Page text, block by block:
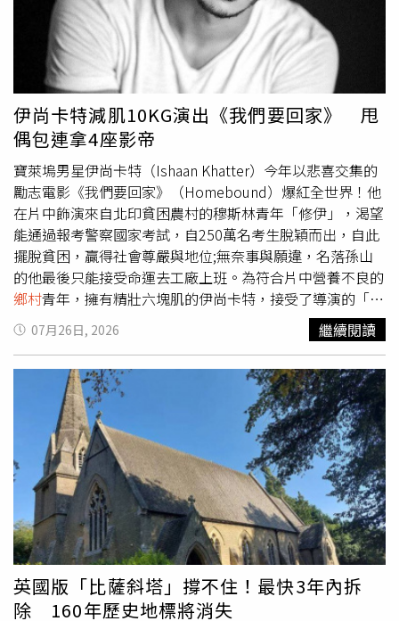
伊尚卡特減肌10KG演出《我們要回家》 甩
偶包連拿4座影帝
寶萊塢男星伊尚卡特（Ishaan Khatter）今年以悲喜交集的
勵志電影《我們要回家》（Homebound）爆紅全世界！他
在片中飾演來自北印貧困農村的穆斯林青年「修伊」，渴望
能通過報考警察國家考試，自250萬名考生脫穎而出，自此
擺脫貧困，贏得社會尊嚴與地位;無奈事與願違，名落孫山
的他最後只能接受命運去工廠上班。為符合片中營養不良的
鄉村青年，擁有精壯六塊肌的伊尚卡特，接受了導演的「減
肌」要求，不僅兩個月內瘋狂減重10公斤，讓身體呈現乾
癟、虛弱的視覺效果，毫無偶像包袱、完全融入泥濘與汗水
的洗鍊演技，獲得印度金偶像獎等四座影帝大獎，被視為為
當今寶萊塢最具實力的新星代表。伊尚卡特是印度寶萊塢男
星拉吉卡特（Rajesh Khattar）與戲劇女星妮麗瑪阿齊姆
（Neelima Azeem）之子。童星出道的他，2017年首度擔
綱男主角，即出演伊朗名導馬基麥吉迪首度赴印度拍攝的電
影《雲端之上》，自此進軍國際。伊尚卡特今年因為演出電
影《我們要回家》再次大紅。該片重現2020年印度疫情封
城、徒步返鄉的震撼場景。為捕捉最真實的疲憊狀態，伊尚
卡特片中做了極大的肉體犧牲與「苦力演出」：不僅得和成
千上萬的臨時工難民混在一起，在毫無遮蔽的滾燙柏油路上
徒步長征1200公里，還得在沙塵滾滾、高溫曝曬中，暴民
式爭搶擠上人滿為患的返鄉火車，堪稱一次極度考驗意志力
07月26日, 2026 繼續閱讀
英國版「比薩斜塔」撐不住！最快3年內拆
除 160年歷史地標將消失